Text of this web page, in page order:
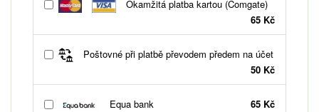
Okamžitá platba kartou (Comgate)
65 Kč
Poštovné při platbě převodem předem na účet
50 Kč
Equa bank 65 Kč